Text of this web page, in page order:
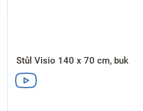
Stůl Visio 140 x 70 cm, buk